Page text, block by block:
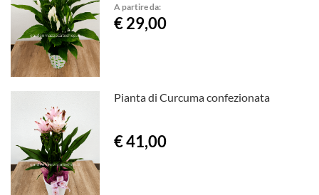
A partire da:
€ 29,00
Pianta di Curcuma confezionata
€ 41,00